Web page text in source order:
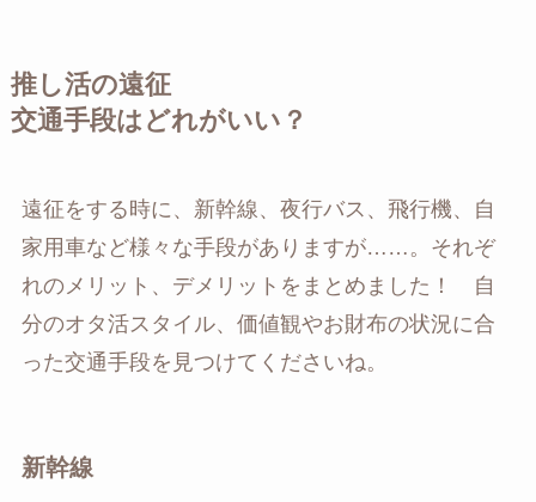
推し活の遠征
交通手段はどれがいい？
遠征をする時に、新幹線、夜行バス、飛行機、自
家用車など様々な手段がありますが……。それぞ
れのメリット、デメリットをまとめました！ 自
分のオタ活スタイル、価値観やお財布の状況に合
った交通手段を見つけてくださいね。
新幹線